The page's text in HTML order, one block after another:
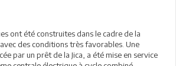
ont été construites dans le cadre de la
des conditions très favorables. Une
par un prêt de la Jica, a été mise en service